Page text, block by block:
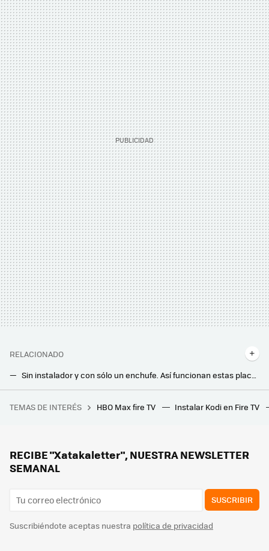
RELACIONADO
Sin instalador y con sólo un enchufe. Así funcionan estas placas solares que se colocan en cualquier lugar de casa
Sin instalador y con sólo un enchufe. Así funcionan estas placas solares que se colocan en cualquier lugar de casa
Hay vida más allá de Windows y Mac: los Chromebooks son perfectos para trabajar o estudiar y estos son los mejores
TEMAS DE INTERÉS HBO Max fire TV Instalar Kodi en Fire TV
RECIBE "Xatakaletter", NUESTRA NEWSLETTER
SEMANAL
SUSCRIBIR
Suscribiéndote aceptas nuestra política de privacidad